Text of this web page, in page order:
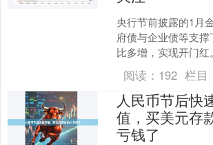
央行节前披露的1月
府债与企业债等支
比多增，实现开门
台，信贷投放整体
贷款不及去年同期....
阅读： 192 栏目
人民币节后快
值，买美元存
亏钱了